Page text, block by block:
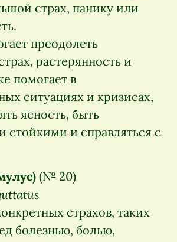
страх, панику или
преодолеть
растерянность и
помогает в
ситуациях и кризисах,
ясность, быть
стойкими и справляться с
(№ 20)
страхов, таких
болезнью, болью,